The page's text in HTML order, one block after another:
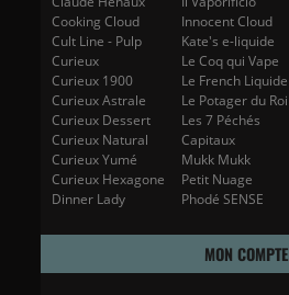
Cooking Cloud
Cult Line - Pulp
Curieux
Curieux 1900
Curieux Astrale
Curieux Dessert
Curieux Natural
Curieux Yumé
Curieux Hexagone
Dinner Lady
Innocent Cloud
Kate's e-liquide
Le Coq qui Vape
Le French Liquide
Le Potager du Roi
Les 7 Péchés
Capitaux
Mukk Mukk
Petit Nuage
Phodé SENSE
MON COMPTE